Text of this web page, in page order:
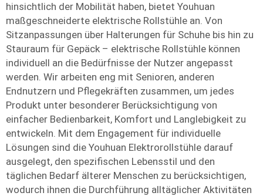
hinsichtlich der Mobilität haben, bietet Youhuan
maßgeschneiderte elektrische Rollstühle an. Von
Sitzanpassungen über Halterungen für Schuhe bis hin zu
Stauraum für Gepäck – elektrische Rollstühle können
individuell an die Bedürfnisse der Nutzer angepasst
werden. Wir arbeiten eng mit Senioren, anderen
Endnutzern und Pflegekräften zusammen, um jedes
Produkt unter besonderer Berücksichtigung von
einfacher Bedienbarkeit, Komfort und Langlebigkeit zu
entwickeln. Mit dem Engagement für individuelle
Lösungen sind die Youhuan Elektrorollstühle darauf
ausgelegt, den spezifischen Lebensstil und den
täglichen Bedarf älterer Menschen zu berücksichtigen,
wodurch ihnen die Durchführung alltäglicher Aktivitäten